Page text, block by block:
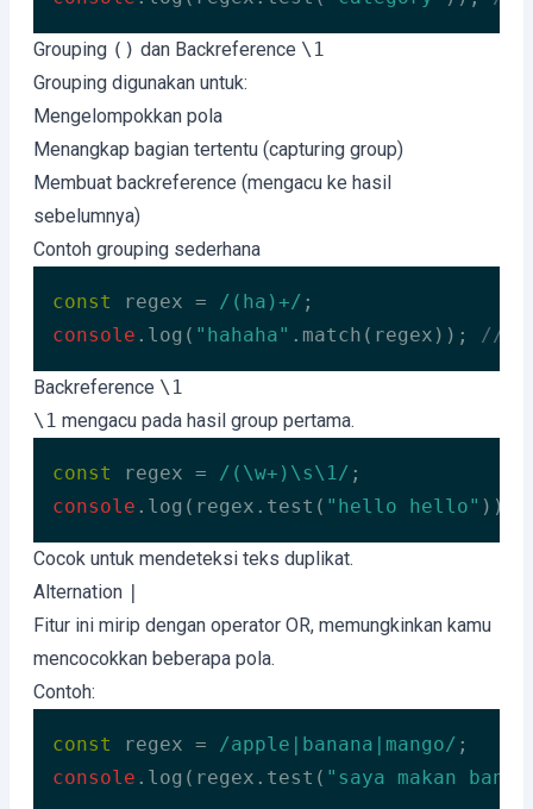
Code language: JavaScript (javascript
Grouping () dan Backreference \1
Grouping digunakan untuk:
Mengelompokkan pola
Menangkap bagian tertentu (capturing group)
Membuat backreference (mengacu ke hasil
sebelumnya)
Contoh grouping sederhana
const regex = /(ha)+/
console .log( "hahaha" .match(regex)); //
Code language: JavaScript
Backreference \1
\1 mengacu pada hasil group pertama.
const regex = /(\w+)\s\1/
console .log(regex.test( "hello hello" ));
Code language: JavaScript (javascript
Cocok untuk mendeteksi teks duplikat.
Alternation |
Fitur ini mirip dengan operator OR, memungkinkan kamu
mencocokkan beberapa pola.
Contoh:
const regex = /apple|banana|mango/
console .log(regex.test( "saya makan